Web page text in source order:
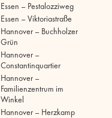
Essen – Pestalozziweg
Essen – Viktoriastraße
Hannover – Buchholzer
Grün
Hannover –
Constantinquartier
Hannover –
Familienzentrum im
Winkel
Hannover – Herzkamp